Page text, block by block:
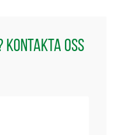
Kontakta oss